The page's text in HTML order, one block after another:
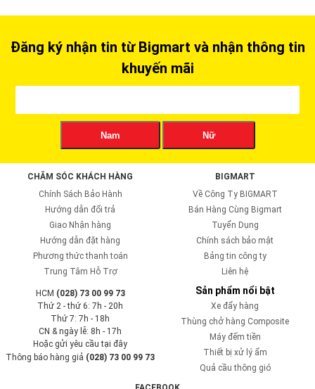
Đăng ký nhận tin từ Bigmart và nhận thông tin
khuyến mãi
Nam Nữ
CHĂM SÓC KHÁCH HÀNG
Chính Sách Bảo Hành
Hướng dẫn đổi trả
Giao Nhận hàng
Hướng dẫn đặt hàng
Phương thức thanh toán
Trung Tâm Hỗ Trợ
BIGMART
Về Công Ty BIGMART
Bán Hàng Cùng Bigmart
Tuyển Dụng
Chính sách bảo mật
Bảng tin công ty
Liên hệ
HCM (028) 73 00 99 73
Thứ 2 - thứ 6: 7h - 20h
Thứ 7: 7h - 18h
CN & ngày lễ: 8h - 17h
Hoặc gửi yêu cầu tại đây
Thông báo hàng giả (028) 73 00 99 73
Sản phẩm nổi bật
Xe đẩy hàng
Thùng chở hàng Composite
Máy đếm tiền
Thiết bị xử lý ẩm
Quả cầu thông gió